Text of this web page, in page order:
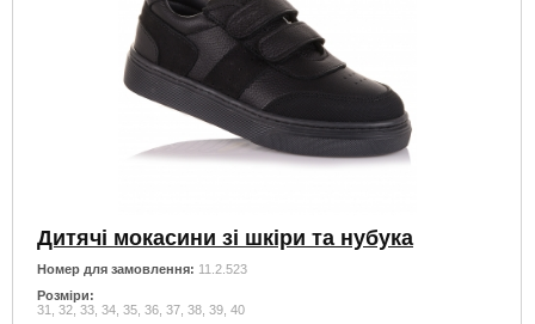
Дитячі мокасини зі шкіри та нубука
Номер для замовлення: 11.2.523
Розміри:
31, 32, 33, 34, 35, 36, 37, 38, 39, 40